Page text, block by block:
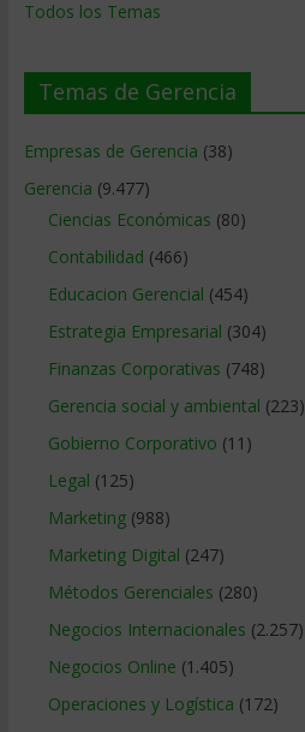
Todos los Temas
Temas de Gerencia
Empresas de Gerencia (38)
Gerencia (9.477)
Ciencias Económicas (80)
Contabilidad (466)
Educacion Gerencial (454)
Estrategia Empresarial (304)
Finanzas Corporativas (748)
Gerencia social y ambiental (223)
Gobierno Corporativo (11)
Legal (125)
Marketing(988)
Marketing Digital (247)
Métodos Gerenciales (280)
Negocios Internacionales (2.257)
Negocios Online (1.405)
Operaciones y Logística (172)